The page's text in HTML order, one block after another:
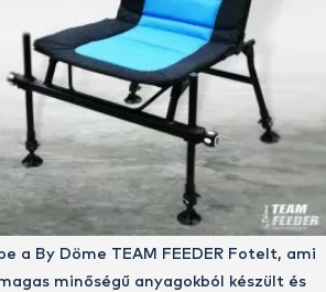
a By Döme TEAM FEEDER Fotelt, ami
minőségű anyagokból készült és